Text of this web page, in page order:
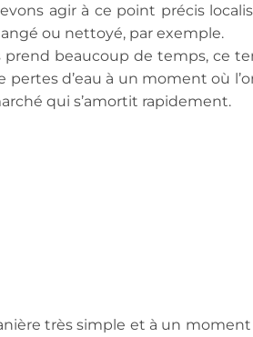
agir à ce point précis
ou nettoyé, par exemple.
prend beaucoup de temps, ce
d’eau à un moment où
qui s’amortit rapidement.
très simple et à un